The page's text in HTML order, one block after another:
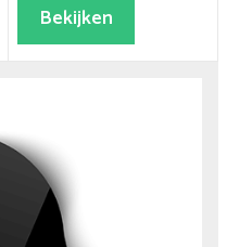
Bekijken